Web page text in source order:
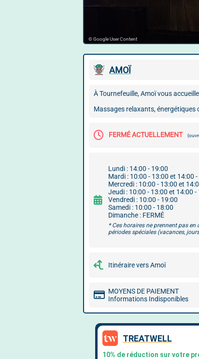
© Google User Content
AMOÏ
À Tournefeuille, Amoï vous
Massages relaxants, énergétiques
FERMÉ ACTUELLEMENT
Lundi : 14:00 - 19:00
Mardi : 10:00 - 13:00 et 14:00 -
Mercredi : 10:00 - 13:00 et
Jeudi : 10:00 - 13:00 et 14:00 -
Vendredi : 10:00 - 19:00
Samedi : 10:00 - 18:00
Dimanche : FERMÉ
* Ces horaires ne prennent pas en
périodes spéciales (vacances,
Itinéraire vers Amoï
MOYENS DE PAIEMENT
Informations Indisponibles